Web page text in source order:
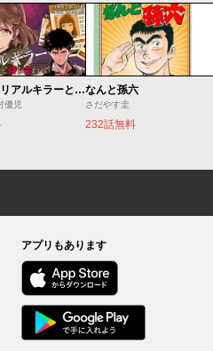
今夜もシリアルキラーと待ち合わせ
優児
なんと孫六
さだやす圭
232話無料
アプリもあります